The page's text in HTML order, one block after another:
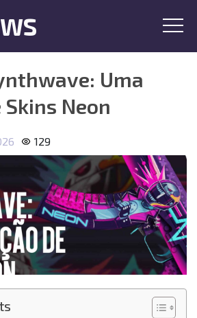
Uma
Skins Neon
129